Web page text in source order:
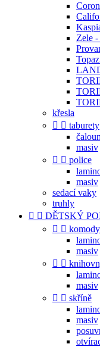
Zele
křesla
  taburety
masiv
  police
masiv
sedací vaky
truhly
  DĚTSKÝ
  komody
masiv
 
masiv
  skříně
masiv